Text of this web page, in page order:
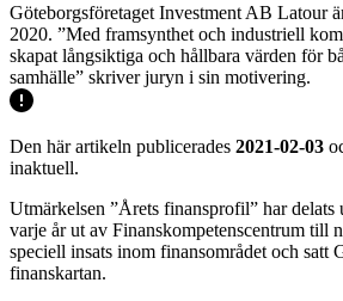
Göteborgsföretaget Investment AB Latour
2020. ”Med framsynthet och industriell
skapat långsiktiga och hållbara värden för
samhälle” skriver juryn i sin motivering.
Den här artikeln publicerades 2021-02-03
inaktuell.
Utmärkelsen ”Årets finansprofil” har delats
varje år ut av Finanskompetenscentrum till
speciell insats inom finansområdet och satt
finanskartan.